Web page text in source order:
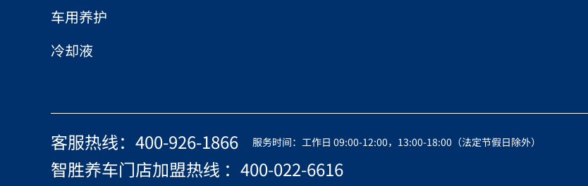
车用养护
冷却液
客服热线：400-926-1866 服务时间：工作日 09:00-12:00，13:00-18:00（法定节假日除外）
智胜养车门店加盟热线 ：400-022-6616